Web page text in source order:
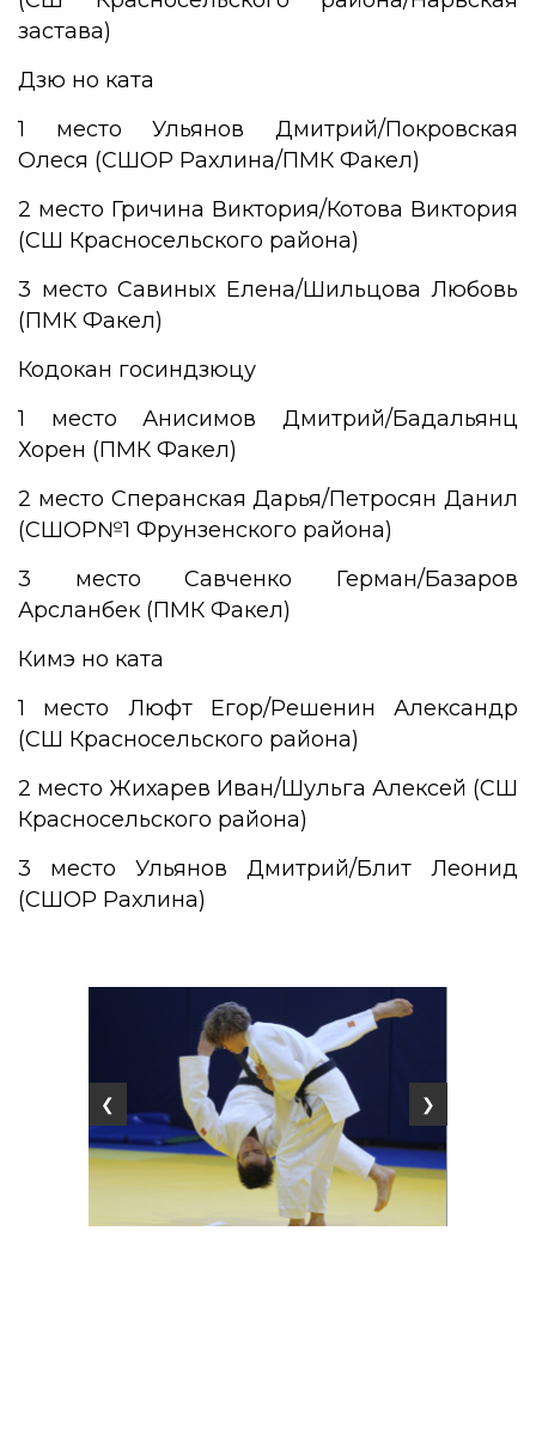
застава)
Дзю но ката
1 место Ульянов Дмитрий/Покровская
Олеся (СШОР Рахлина/ПМК Факел)
2 место Гричина Виктория/Котова Виктория
(СШ Красносельского района)
3 место Савиных Елена/Шильцова Любовь
(ПМК Факел)
Кодокан госиндзюцу
1 место Анисимов Дмитрий/Бадальянц
Хорен (ПМК Факел)
2 место Сперанская Дарья/Петросян Данил
(СШОР№1 Фрунзенского района)
3 место Савченко Герман/Базаров
Арсланбек (ПМК Факел)
Кимэ но ката
1 место Люфт Егор/Решенин Александр
(СШ Красносельского района)
2 место Жихарев Иван/Шульга Алексей (СШ
Красносельского района)
3 место Ульянов Дмитрий/Блит Леонид
(СШОР Рахлина)
❮ ❯